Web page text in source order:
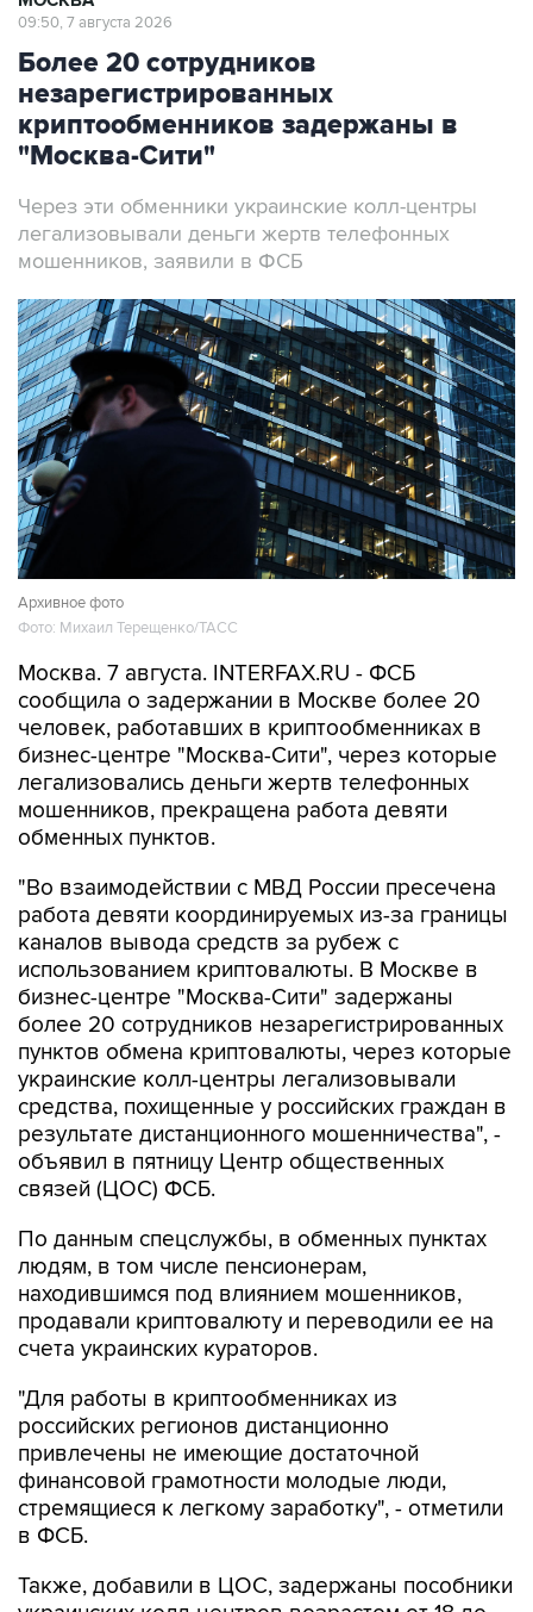
09:50, 7 августа 2026
Более 20 сотрудников
незарегистрированных
криптообменников задержаны в
"Москва-Сити"
Через эти обменники украинские колл-центры
легализовывали деньги жертв телефонных
мошенников, заявили в ФСБ
Архивное фото
Фото: Михаил Терещенко/ТАСС
Москва. 7 августа. INTERFAX.RU - ФСБ
сообщила о задержании в Москве более 20
человек, работавших в криптообменниках в
бизнес-центре "Москва-Сити", через которые
легализовались деньги жертв телефонных
мошенников, прекращена работа девяти
обменных пунктов.
"Во взаимодействии с МВД России пресечена
работа девяти координируемых из-за границы
каналов вывода средств за рубеж с
использованием криптовалюты. В Москве в
бизнес-центре "Москва-Сити" задержаны
более 20 сотрудников незарегистрированных
пунктов обмена криптовалюты, через которые
украинские колл-центры легализовывали
средства, похищенные у российских граждан в
результате дистанционного мошенничества", -
объявил в пятницу Центр общественных
связей (ЦОС) ФСБ.
По данным спецслужбы, в обменных пунктах
людям, в том числе пенсионерам,
находившимся под влиянием мошенников,
продавали криптовалюту и переводили ее на
счета украинских кураторов.
"Для работы в криптообменниках из
российских регионов дистанционно
привлечены не имеющие достаточной
финансовой грамотности молодые люди,
стремящиеся к легкому заработку", - отметили
в ФСБ.
Также, добавили в ЦОС, задержаны пособники